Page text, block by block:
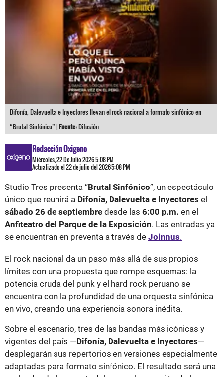
Difonía, Dalevuelta e Inyectores llevan el rock nacional a formato sinfónico en
“Brutal Sinfónico” |Fuente:Difusión
Redacción Oxigeno
Miércoles, 22 De Julio 2026 5:08 PM
Actualizado el 22 de julio del 2026 5:08 PM
Studio Tres presenta “Brutal Sinfónico”, un espectáculo
único que reunirá a Difonía, Dalevuelta e Inyectores el
sábado 26 de septiembre desde las 6:00 p.m. en el
Anfiteatro del Parque de la Exposición. Las entradas ya
se encuentran en preventa a través de Joinnus.
El rock nacional da un paso más allá de sus propios
límites con una propuesta que rompe esquemas: la
potencia cruda del punk y el hard rock peruano se
encuentra con la profundidad de una orquesta sinfónica
en vivo, creando una experiencia sonora inédita.
Sobre el escenario, tres de las bandas más icónicas y
vigentes del país —Difonía, Dalevuelta e Inyectores—
desplegarán sus repertorios en versiones especialmente
adaptadas para formato sinfónico. El resultado será una